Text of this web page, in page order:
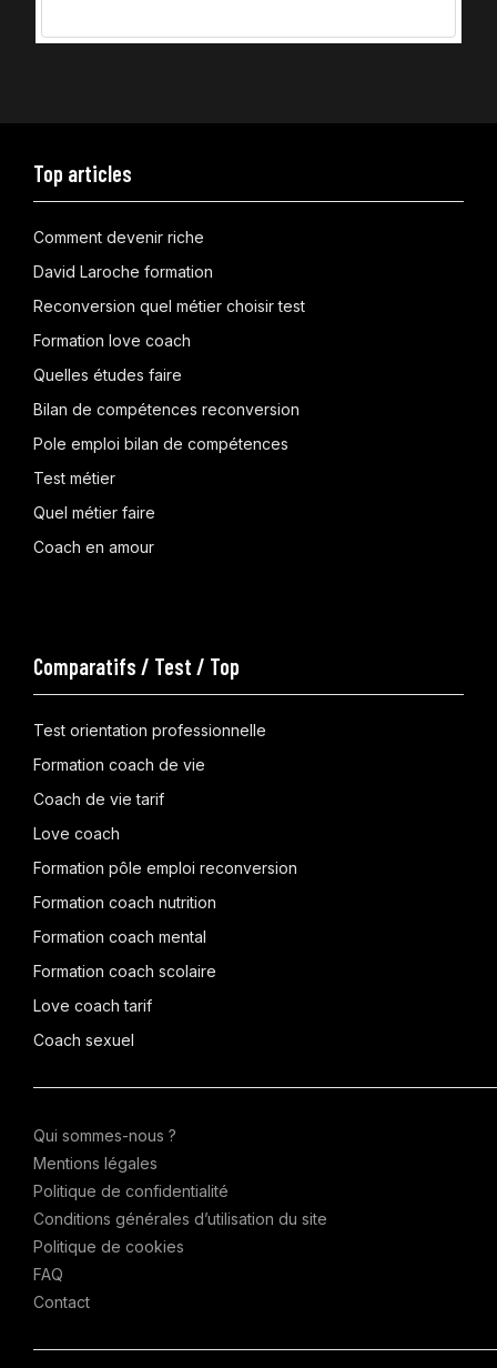
Top articles
Comment devenir riche
David Laroche formation
Reconversion quel métier choisir test
Formation love coach
Quelles études faire
Bilan de compétences reconversion
Pole emploi bilan de compétences
Test métier
Quel métier faire
Coach en amour
Comparatifs / Test / Top
Test orientation professionnelle
Formation coach de vie
Coach de vie tarif
Love coach
Formation pôle emploi reconversion
Formation coach nutrition
Formation coach mental
Formation coach scolaire
Love coach tarif
Coach sexuel
Qui sommes-nous ?
Mentions légales
Politique de confidentialité
Conditions générales d’utilisation du site
Politique de cookies
FAQ
Contact